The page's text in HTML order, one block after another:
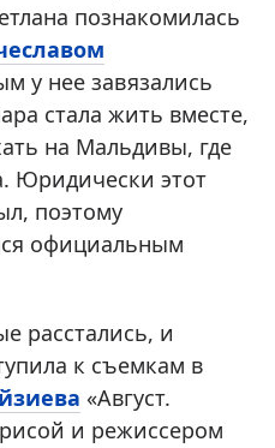
познакомилась
у нее завязались
стала жить вместе,
на Мальдивы, где
Юридически этот
поэтому
официальным
расстались, и
к съемкам в
«Август.
и режиссером